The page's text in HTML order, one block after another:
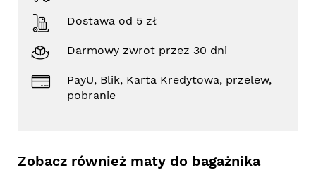
Dostawa od 5 zł
Darmowy zwrot przez 30 dni
PayU, Blik, Karta Kredytowa, przelew,
pobranie
Zobacz również maty do bagażnika